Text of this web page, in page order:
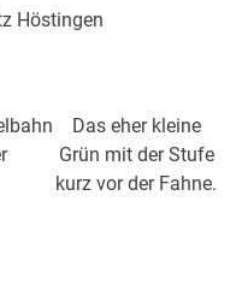
Höstingen
Das eher kleine
Grün mit der Stufe
kurz vor der Fahne.